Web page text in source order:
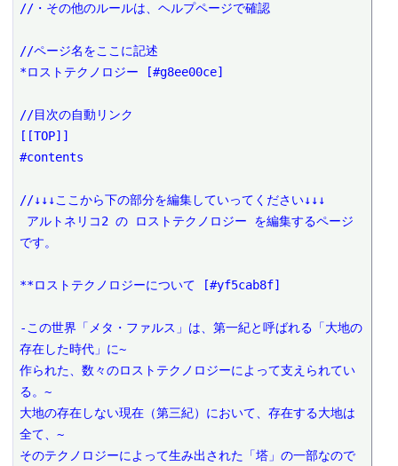
//・その他のルールは、ヘルプページで確認
//ページ名をここに記述
*ロストテクノロジー [#g8ee00ce]
//目次の自動リンク
[[TOP]]
#contents
//↓↓↓ここから下の部分を編集していってください↓↓↓
です。
**ロストテクノロジーについて [#yf5cab8f]
-この世界「メタ・ファルス」は、第一紀と呼ばれる「大地の
存在した時代」に~
作られた、数々のロストテクノロジーによって支えられてい
る。~
大地の存在しない現在（第三紀）において、存在する大地は
全て、~
そのテクノロジーによって生み出された「塔」の一部なので